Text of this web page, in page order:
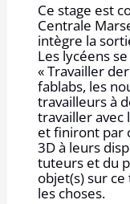
Ce stage est
Centrale
intègre la
Les lycéens
« Travailler
fablabs, les
travailleurs à
travailler avec
et finiront par
3D à leurs
tuteurs et du
objet(s) sur
les choses.